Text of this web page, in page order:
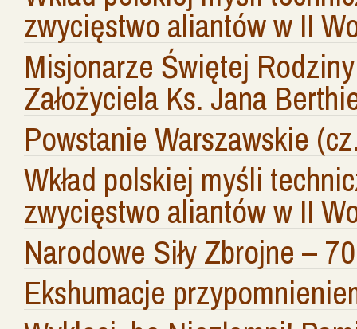
zwycięstwo aliantów w II
Misjonarze Świętej
Założyciela Ks. Jana
Powstanie Warszawskie
Wkład polskiej myśli
zwycięstwo aliantów w II
Narodowe Siły Zbrojne –
Ekshumacje